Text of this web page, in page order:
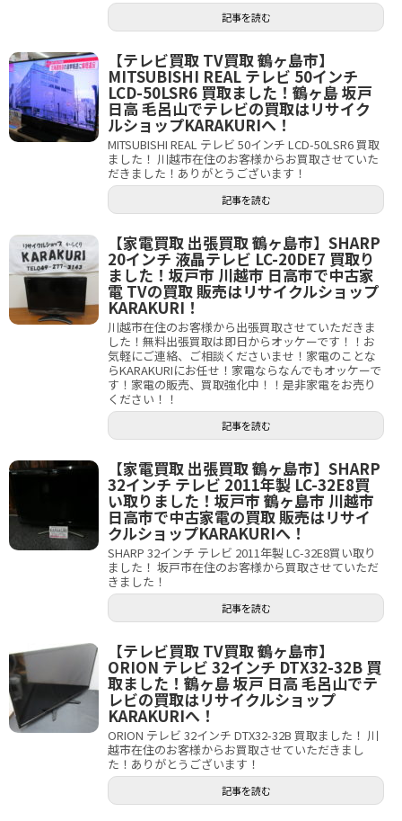
記事を読む
【テレビ買取 TV買取 鶴ヶ島市】
MITSUBISHI REAL テレビ 50インチ
LCD-50LSR6 買取ました！鶴ヶ島 坂戸
日高 毛呂山でテレビの買取はリサイク
ルショップKARAKURIへ！
MITSUBISHI REAL テレビ 50インチ LCD-50LSR6 買取
ました！ 川越市在住のお客様からお買取させていた
だきました！ありがとうございます！
記事を読む
【家電買取 出張買取 鶴ヶ島市】SHARP
20インチ 液晶テレビ LC-20DE7 買取り
ました！坂戸市 川越市 日高市で中古家
電 TVの買取 販売はリサイクルショップ
KARAKURI！
川越市在住のお客様から出張買取させていただきま
した！無料出張買取は即日からオッケーです！！お
気軽にご連絡、ご相談くださいませ！家電のことな
らKARAKURIにお任せ！家電ならなんでもオッケーで
す！家電の販売、買取強化中！！是非家電をお売り
ください！！
記事を読む
【家電買取 出張買取 鶴ヶ島市】SHARP
32インチ テレビ 2011年製 LC-32E8買
い取りました！坂戸市 鶴ヶ島市 川越市
日高市で中古家電の買取 販売はリサイ
クルショップKARAKURIへ！
SHARP 32インチ テレビ 2011年製 LC-32E8買い取り
ました！ 坂戸市在住のお客様から買取させていただ
きました！
記事を読む
【テレビ買取 TV買取 鶴ヶ島市】
ORION テレビ 32インチ DTX32-32B 買
取ました！鶴ヶ島 坂戸 日高 毛呂山でテ
レビの買取はリサイクルショップ
KARAKURIへ！
ORION テレビ 32インチ DTX32-32B 買取ました！ 川
越市在住のお客様からお買取させていただきまし
た！ありがとうございます！
記事を読む